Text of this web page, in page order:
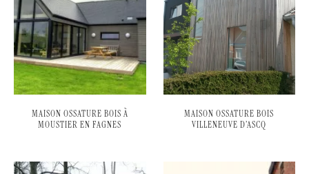
MAISON OSSATURE BOIS À
MOUSTIER EN FAGNES
MAISON OSSATURE BOIS
VILLENEUVE D’ASCQ